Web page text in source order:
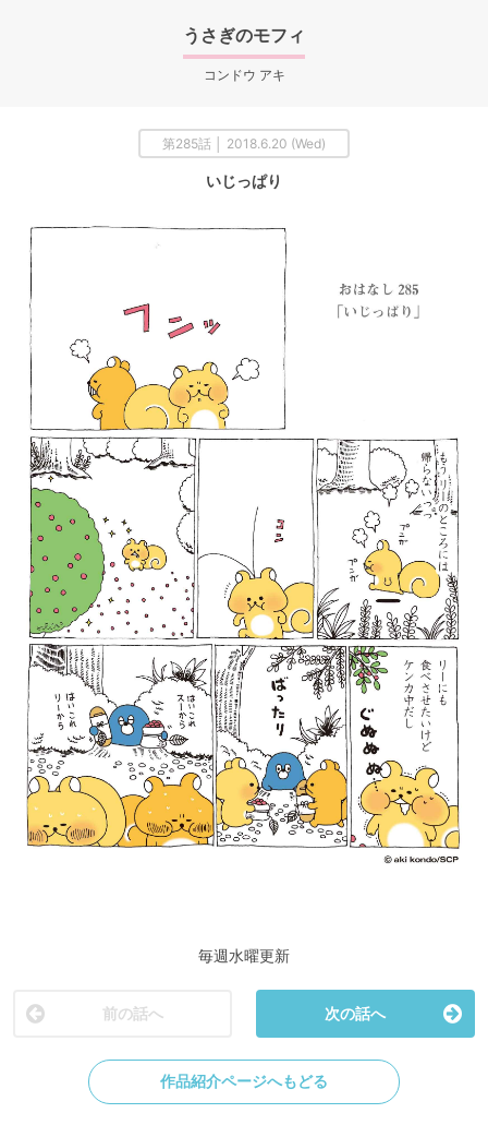
うさぎのモフィ
コンドウ アキ
第285話 │ 2018.6.20 (Wed)
いじっぱり
毎週水曜更新
前の話へ 次の話へ
作品紹介ページへもどる